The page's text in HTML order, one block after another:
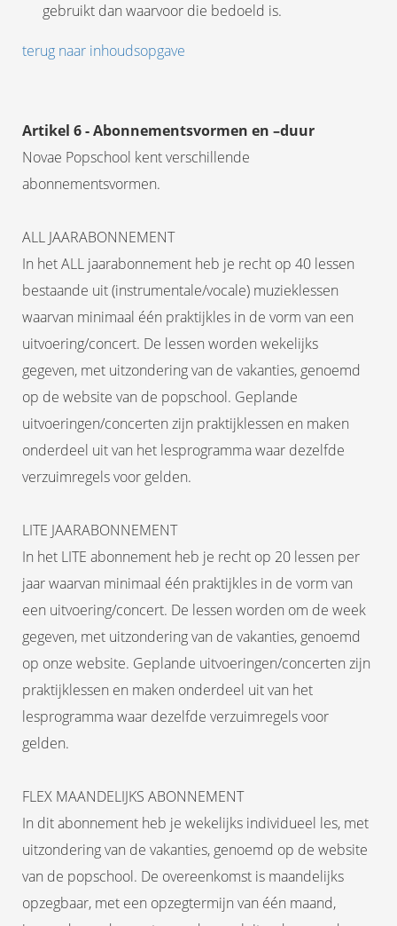
gebruikt dan waarvoor die bedoeld is.
terug naar inhoudsopgave
Artikel 6 - Abonnementsvormen en –duur
Novae Popschool kent verschillende
abonnementsvormen.
ALL JAARABONNEMENT
In het ALL jaarabonnement heb je recht op 40 lessen
bestaande uit (instrumentale/vocale) muzieklessen
waarvan minimaal één praktijkles in de vorm van een
uitvoering/concert. De lessen worden wekelijks
gegeven, met uitzondering van de vakanties, genoemd
op de website van de popschool. Geplande
uitvoeringen/concerten zijn praktijklessen en maken
onderdeel uit van het lesprogramma waar dezelfde
verzuimregels voor gelden.
LITE JAARABONNEMENT
In het LITE abonnement heb je recht op 20 lessen per
jaar waarvan minimaal één praktijkles in de vorm van
een uitvoering/concert. De lessen worden om de week
gegeven, met uitzondering van de vakanties, genoemd
op onze website. Geplande uitvoeringen/concerten zijn
praktijklessen en maken onderdeel uit van het
lesprogramma waar dezelfde verzuimregels voor
gelden.
FLEX MAANDELIJKS ABONNEMENT
In dit abonnement heb je wekelijks individueel les, met
uitzondering van de vakanties, genoemd op de website
van de popschool. De overeenkomst is maandelijks
opzegbaar, met een opzegtermijn van één maand,